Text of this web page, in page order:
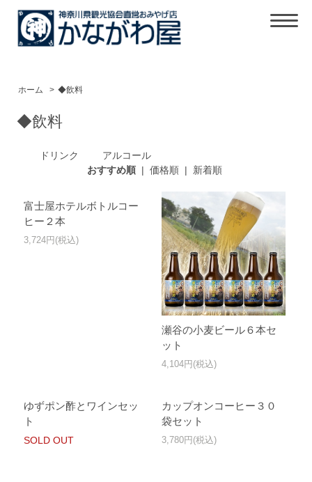
ホーム > ◆飲料
◆飲料
ドリンク
アルコール
おすすめ順| 価格順| 新着順
富士屋ホテルボトルコー
ヒー２本
3,724円(税込)
瀬谷の小麦ビール６本セ
ット
4,104円(税込)
ゆずポン酢とワインセッ
ト
SOLD OUT
カップオンコーヒー３０
袋セット
3,780円(税込)